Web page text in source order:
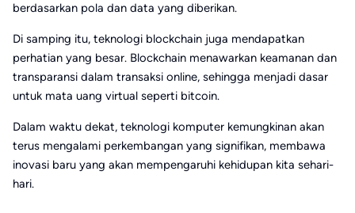
berdasarkan pola dan data yang diberikan.
Di samping itu, teknologi blockchain juga mendapatkan
perhatian yang besar. Blockchain menawarkan keamanan dan
transparansi dalam transaksi online, sehingga menjadi dasar
untuk mata uang virtual seperti bitcoin.
Dalam waktu dekat, teknologi komputer kemungkinan akan
terus mengalami perkembangan yang signifikan, membawa
inovasi baru yang akan mempengaruhi kehidupan kita sehari-
hari.